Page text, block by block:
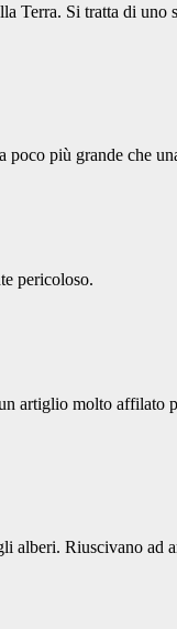
Terra. Si tratta di uno
poco più grande che
pericoloso.
artiglio molto affilato
alberi. Riuscivano ad